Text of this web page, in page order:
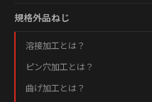
規格外品ねじ
溶接加工とは？
ピン穴加工とは？
曲げ加工とは？